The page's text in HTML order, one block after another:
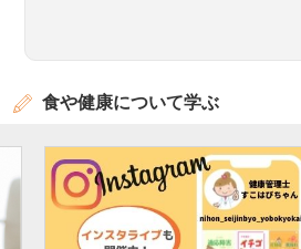
食や健康について学ぶ